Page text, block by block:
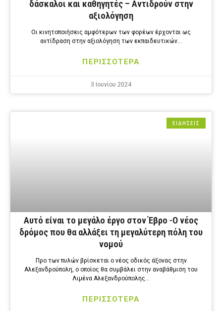
δάσκαλοι και καθηγητές – Αντιδρούν στην
αξιολόγηση
Οι κινητοποιήσεις αμφότερων των φορέων έρχονται ως
αντίδραση στην αξιολόγηση των εκπαιδευτικών…
ΠΕΡΙΣΣΟΤΕΡΑ
3 Ιουνίου 2024
ΕΙΔΗΣΕΙΣ
Αυτό είναι το μεγάλο έργο στον Έβρο -Ο νέος
δρόμος που θα αλλάξει τη μεγαλύτερη πόλη του
νομού
Προ των πυλών βρίσκεται ο νέος οδικός άξονας στην
Αλεξανδρούπολη, ο οποίος θα συμβάλει στην αναβάθμιση του
Λιμένα Αλεξανδρούπολης…
ΠΕΡΙΣΣΟΤΕΡΑ